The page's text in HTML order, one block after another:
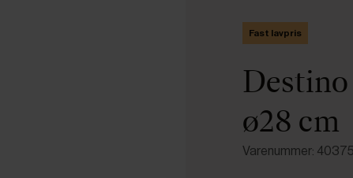
Fast lavpris
ø28 cm
Varenummer: